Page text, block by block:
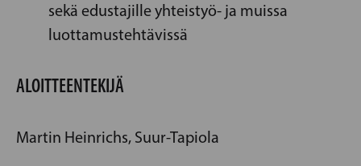
sekä edustajille yhteistyö- ja muissa
luottamustehtävissä
ALOITTEENTEKIJÄ
Martin Heinrichs, Suur-Tapiola